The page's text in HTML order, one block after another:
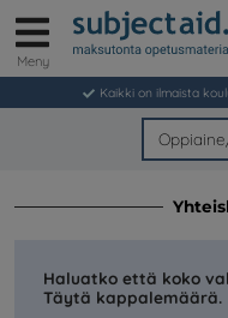
Meny
Kaikki on ilmaista
Haluatko että koko
Täytä kappalemäärä.